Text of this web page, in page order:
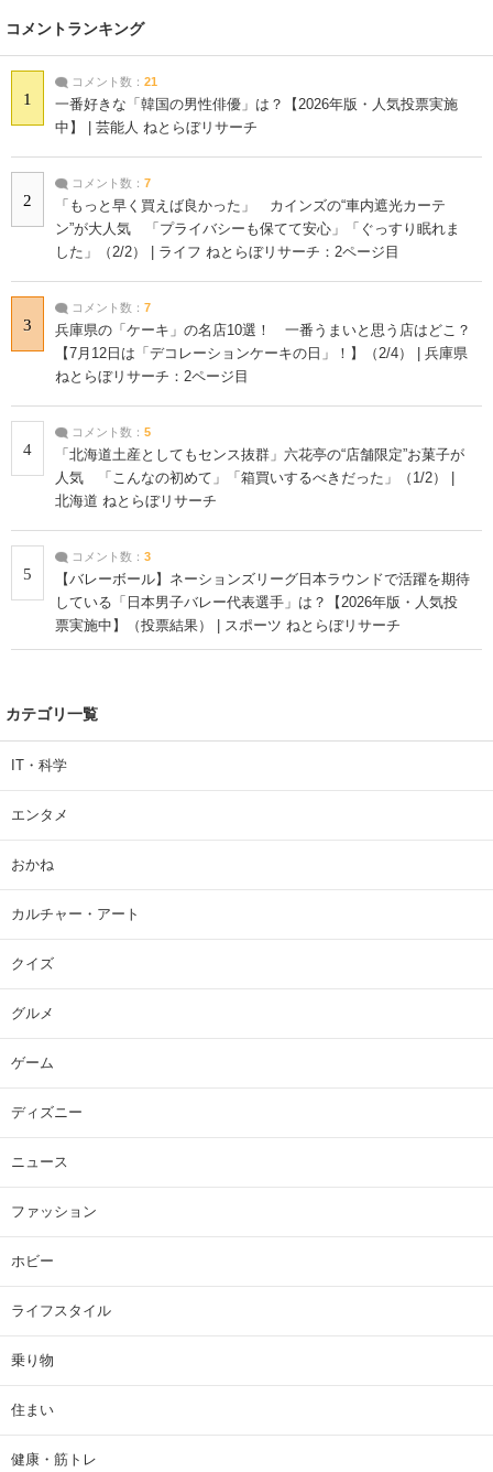
コメントランキング
1
コメント数： 21
一番好きな「韓国の男性俳優」は？【2026年版・人気投票実施
中】 | 芸能人 ねとらぼリサーチ
2
コメント数： 7
「もっと早く買えば良かった」 カインズの“車内遮光カーテ
ン”が大人気 「プライバシーも保てて安心」「ぐっすり眠れま
した」（2/2） | ライフ ねとらぼリサーチ：2ページ目
3
コメント数： 7
兵庫県の「ケーキ」の名店10選！ 一番うまいと思う店はどこ？
【7月12日は「デコレーションケーキの日」！】（2/4） | 兵庫県
ねとらぼリサーチ：2ページ目
4
コメント数： 5
「北海道土産としてもセンス抜群」六花亭の“店舗限定”お菓子が
人気 「こんなの初めて」「箱買いするべきだった」（1/2） |
北海道 ねとらぼリサーチ
5
コメント数： 3
【バレーボール】ネーションズリーグ日本ラウンドで活躍を期待
している「日本男子バレー代表選手」は？【2026年版・人気投
票実施中】（投票結果） | スポーツ ねとらぼリサーチ
カテゴリ一覧
IT・科学
エンタメ
おかね
カルチャー・アート
クイズ
グルメ
ゲーム
ディズニー
ニュース
ファッション
ホビー
ライフスタイル
乗り物
住まい
健康・筋トレ